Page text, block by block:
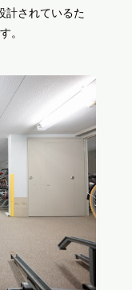
計されているた
。